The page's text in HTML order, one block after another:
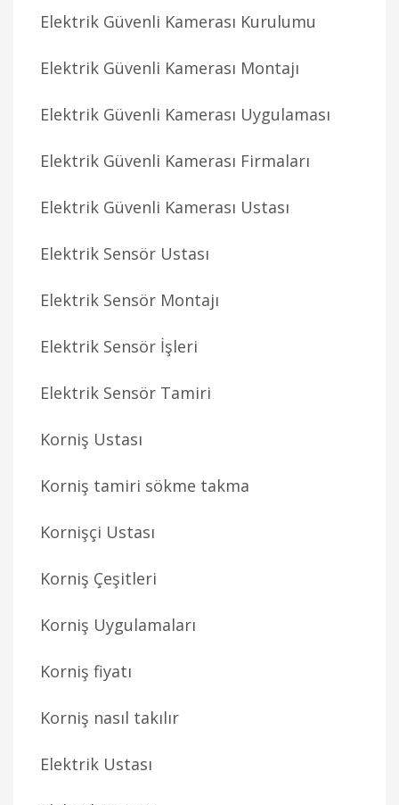
Elektrik Güvenli Kamerası Kurulumu
Elektrik Güvenli Kamerası Montajı
Elektrik Güvenli Kamerası Uygulaması
Elektrik Güvenli Kamerası Firmaları
Elektrik Güvenli Kamerası Ustası
Elektrik Sensör Ustası
Elektrik Sensör Montajı
Elektrik Sensör İşleri
Elektrik Sensör Tamiri
Korniş Ustası
Korniş tamiri sökme takma
Kornişçi Ustası
Korniş Çeşitleri
Korniş Uygulamaları
Korniş fiyatı
Korniş nasıl takılır
Elektrik Ustası